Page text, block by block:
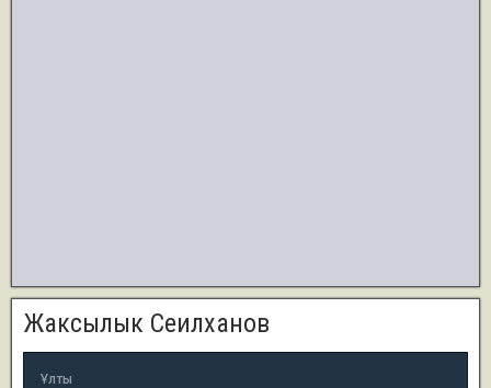
Жаксылык Сеилханов
Ұлты